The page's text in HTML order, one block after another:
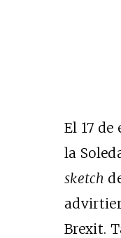
El 17
la
sketch
Brexit.